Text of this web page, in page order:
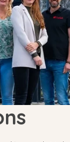
de
Wildner,
tous
quelque peu
automatiques
des Suisses
ont effectué
avant de
en 2005 et de